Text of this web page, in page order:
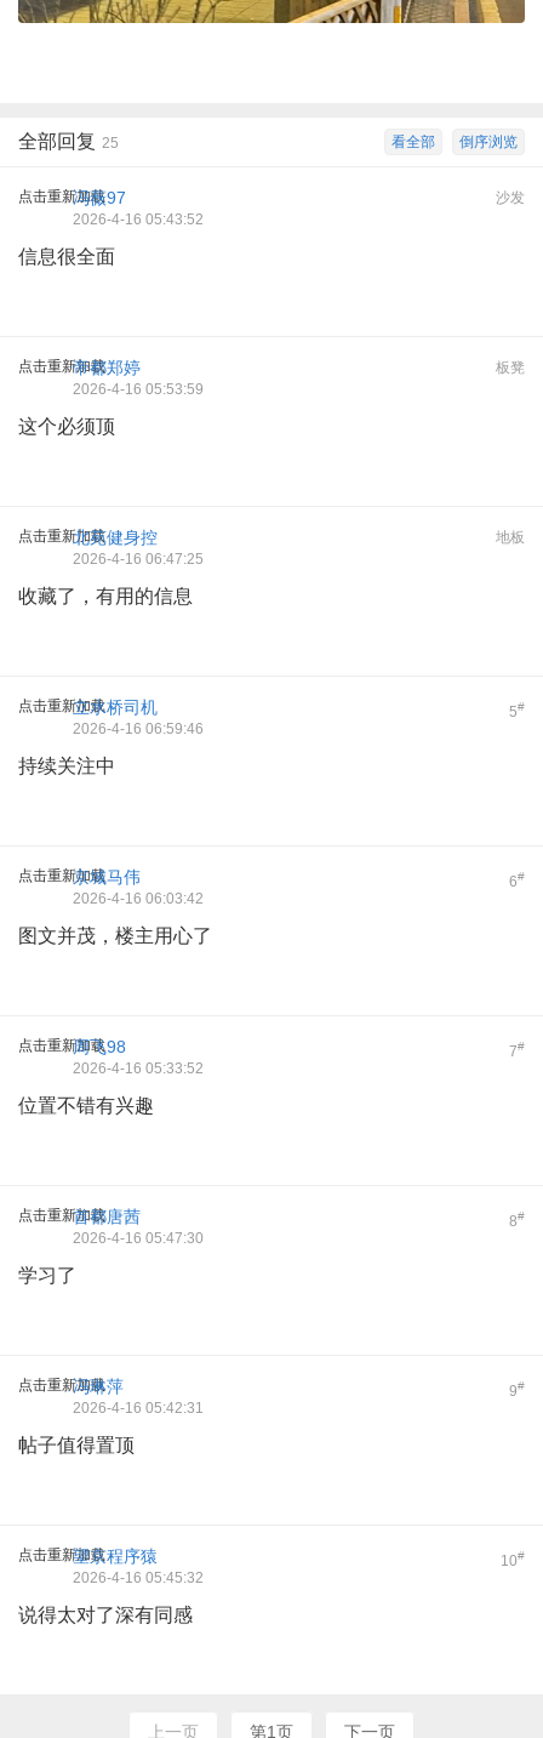
倒序浏览
看全部
全部回复 25
点击重新加载 沙发
冯薇97
2026-4-16 05:43:52
信息很全面
点击重新加载 板凳
帝都郑婷
2026-4-16 05:53:59
这个必须顶
点击重新加载 地板
北苑健身控
2026-4-16 06:47:25
收藏了，有用的信息
点击重新加载 5#
立水桥司机
2026-4-16 06:59:46
持续关注中
点击重新加载 6#
京城马伟
2026-4-16 06:03:42
图文并茂，楼主用心了
点击重新加载 7#
周飞98
2026-4-16 05:33:52
位置不错有兴趣
点击重新加载 8#
首都唐茜
2026-4-16 05:47:30
学习了
点击重新加载 9#
冯琳萍
2026-4-16 05:42:31
帖子值得置顶
点击重新加载 10#
望京程序猿
2026-4-16 05:45:32
说得太对了深有同感
上一页 第1页 下一页